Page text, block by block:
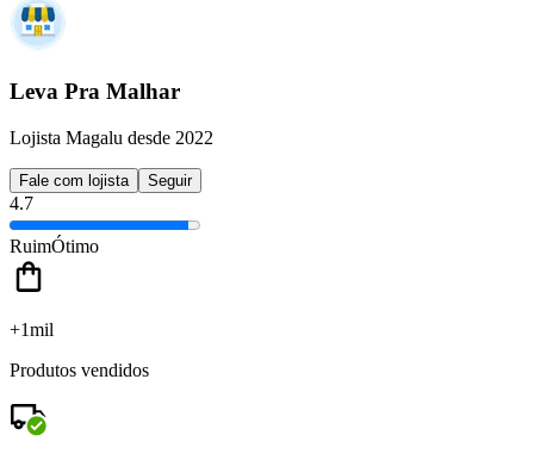
Leva Pra Malhar
Lojista Magalu desde 2022
Fale com lojista Seguir
4.7
RuimÓtimo
+1mil
Produtos vendidos